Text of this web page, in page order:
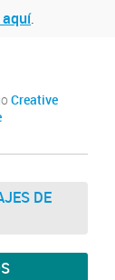
.
Creative
DE